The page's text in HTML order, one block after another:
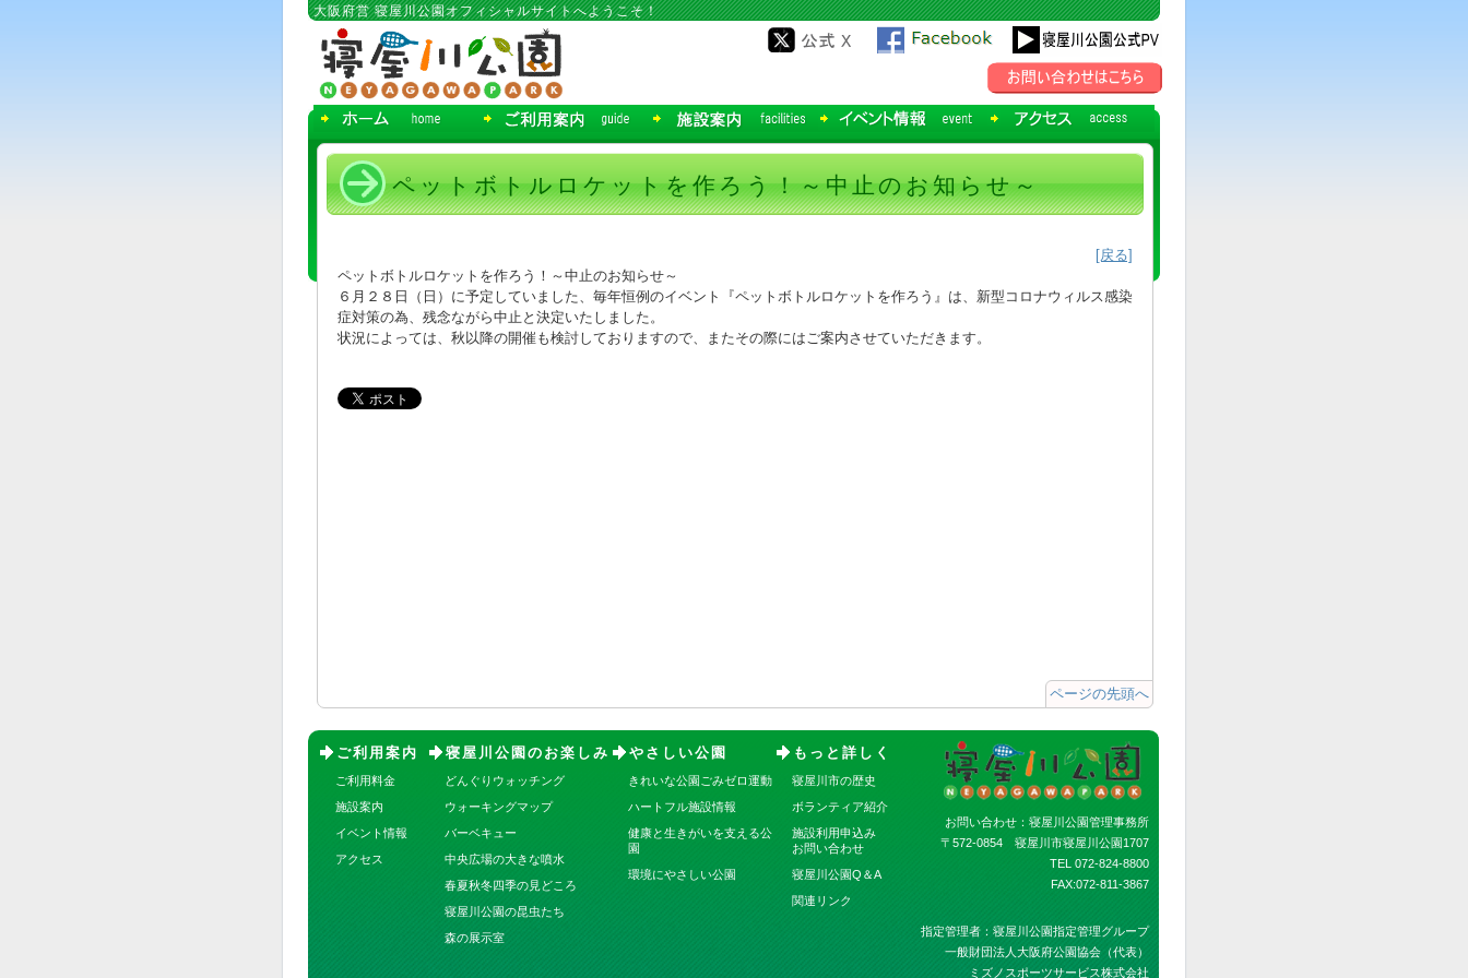
大阪府営 寝屋川公園オフィシャルサイトへようこそ！
コ
ツ
へ
動
ペットボトルロケットを作ろう！～中止のお知らせ～
[戻る]
ペットボトルロケットを作ろう！～中止のお知らせ～
６月２８日（日）に予定していました、毎年恒例のイベント『ペットボトルロケットを作ろう』は、新型コロナウィルス感染
症対策の為、残念ながら中止と決定いたしました。
状況によっては、秋以降の開催も検討しておりますので、またその際にはご案内させていただきます。
ページの先頭へ
ご利用案内
ご利用料金
施設案内
イベント情報
アクセス
寝屋川公園のお楽しみ
どんぐりウォッチング
ウォーキングマップ
バーベキュー
中央広場の大きな噴水
春夏秋冬四季の見どころ
寝屋川公園の昆虫たち
森の展示室
やさしい公園
きれいな公園ごみゼロ運動
ハートフル施設情報
健康と生きがいを支える公
園
環境にやさしい公園
もっと詳しく
寝屋川市の歴史
ボランティア紹介
施設利用申込み
お問い合わせ
寝屋川公園Q＆A
関連リンク
お問い合わせ：寝屋川公園管理事務所
〒572-0854 寝屋川市寝屋川公園1707
TEL 072-824-8800
FAX:072-811-3867
指定管理者：寝屋川公園指定管理グループ
一般財団法人大阪府公園協会（代表）
ミズノスポーツサービス株式会社